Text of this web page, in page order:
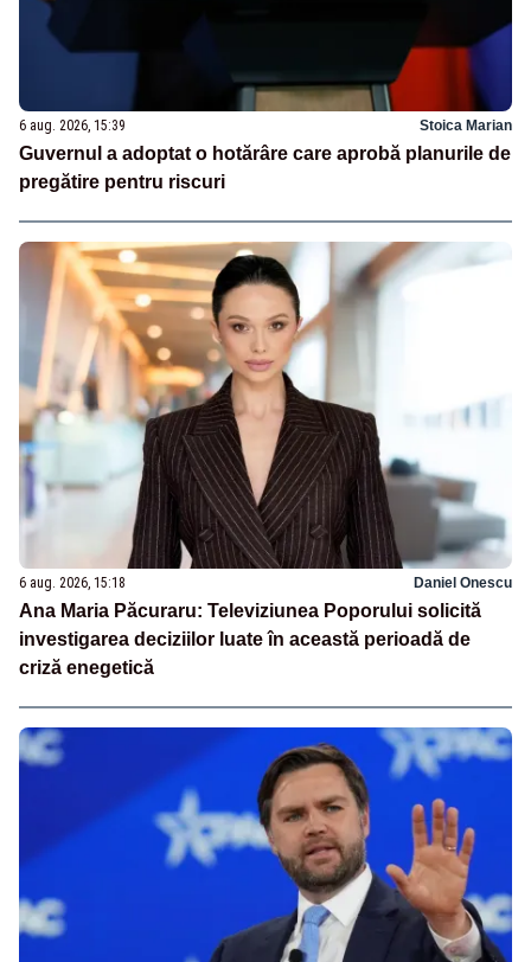
6 aug. 2026, 15:39 Stoica Marian
Guvernul a adoptat o hotărâre care aprobă planurile de
pregătire pentru riscuri
6 aug. 2026, 15:18 Daniel Onescu
Ana Maria Păcuraru: Televiziunea Poporului solicită
investigarea deciziilor luate în această perioadă de
criză enegetică